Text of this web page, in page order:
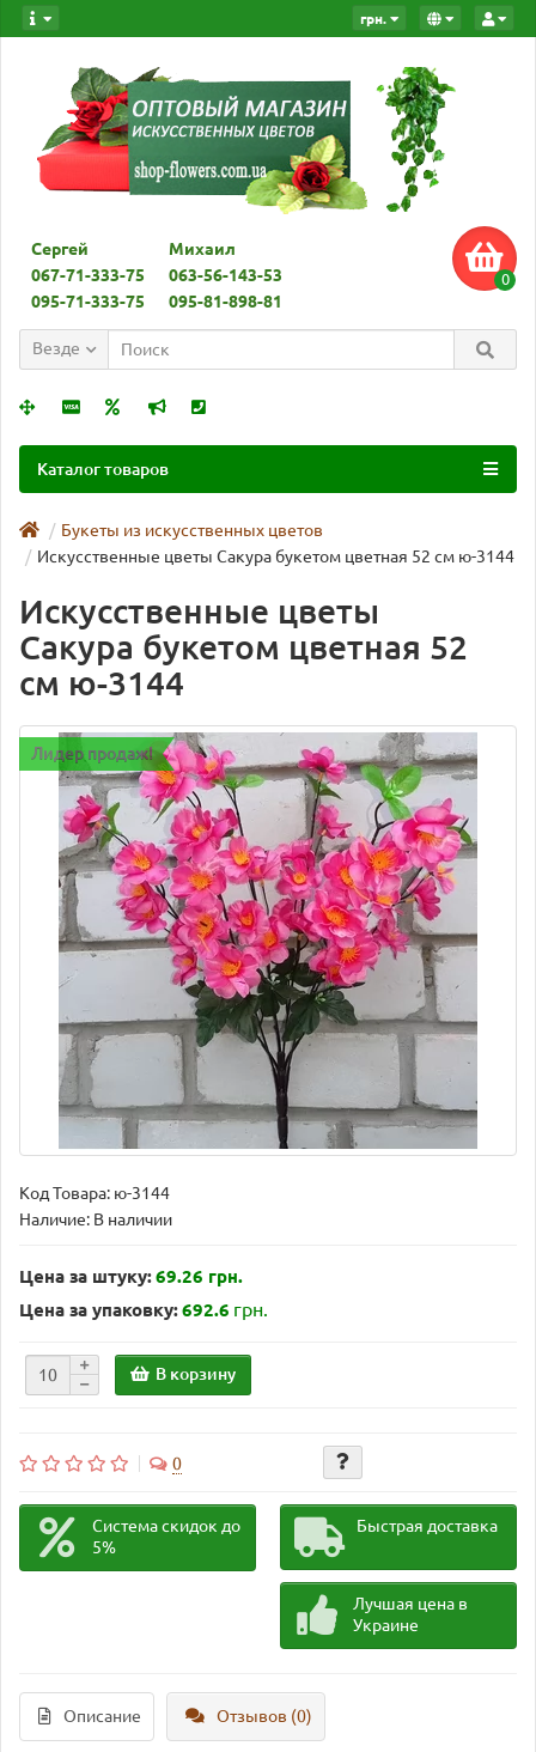
грн.
Сергей
067-71-333-75
095-71-333-75
Михаил
063-56-143-53
095-81-898-81
0
Везде
Каталог товаров
Букеты из искусственных цветов
Искусственные цветы Сакура букетом цветная 52 см ю-3144
Искусственные цветы
Сакура букетом цветная 52
см ю-3144
Лидер продаж!
Код Товара: ю-3144
Наличие: В наличии
Цена за штуку:69.26 грн.
Цена за упаковку:692.6 грн.
В корзину
0
Система скидок до
5%
Быстрая доставка
Лучшая цена в
Украине
Описание Отзывов (0)